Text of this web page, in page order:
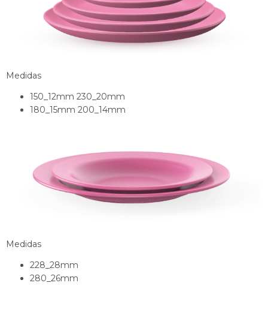
Medidas
150_12mm 230_20mm
180_15mm 200_14mm
Medidas
228_28mm
280_26mm